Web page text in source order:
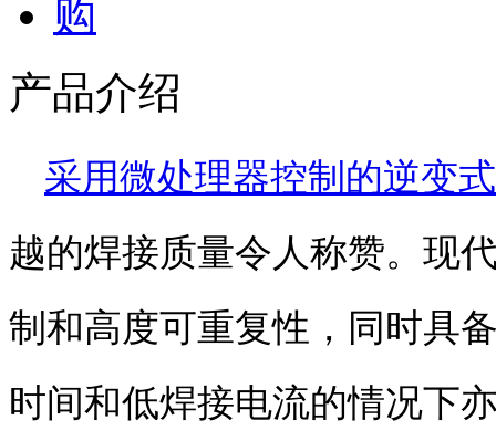
产品介绍
采用微处理器控制的逆变
越的焊接质量令人称赞。现
制和高度可重复性，同时具
时间和低焊接电流的情况下